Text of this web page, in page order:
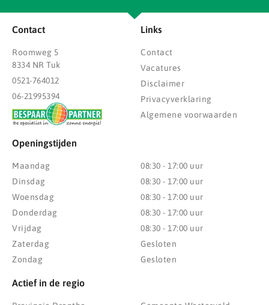
Contact
Roomweg 5
8334 NR Tuk
0521-764012
06-21995394
Links
Contact
Vacatures
Disclaimer
Privacyverklaring
Algemene voorwaarden
Openingstijden
Maandag
Dinsdag
Woensdag
Donderdag
Vrijdag
Zaterdag
Zondag
08:30 - 17:00 uur
08:30 - 17:00 uur
08:30 - 17:00 uur
08:30 - 17:00 uur
08:30 - 17:00 uur
Gesloten
Gesloten
Actief in de regio